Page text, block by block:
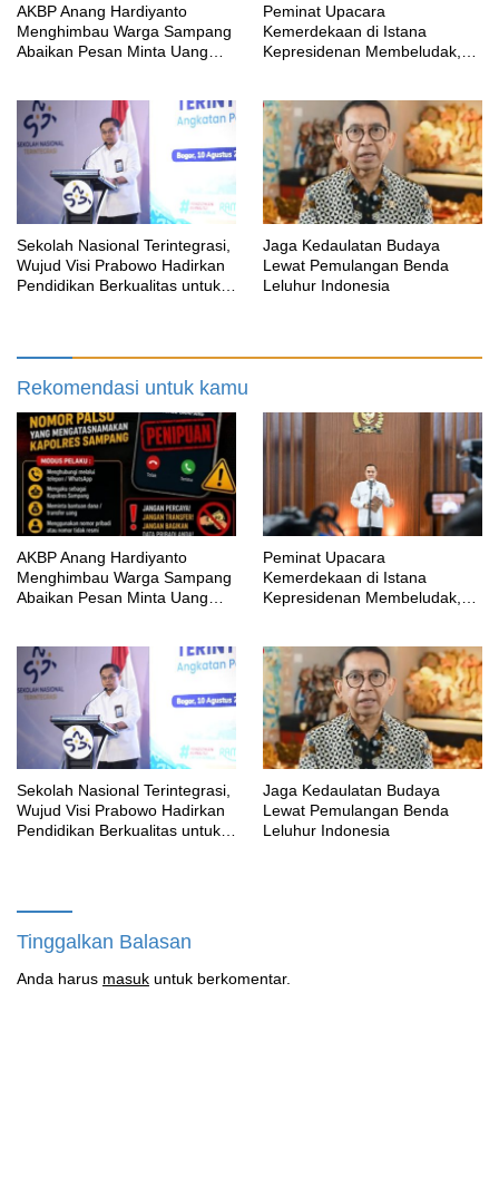
AKBP Anang Hardiyanto
Menghimbau Warga Sampang
Abaikan Pesan Minta Uang
Peminat Upacara
Kemerdekaan di Istana
Kepresidenan Membeludak,
Sekolah Nasional Terintegrasi,
Wujud Visi Prabowo Hadirkan
Pendidikan Berkualitas untuk
Jaga Kedaulatan Budaya
Lewat Pemulangan Benda
Leluhur Indonesia
Rekomendasi untuk kamu
AKBP Anang Hardiyanto
Menghimbau Warga Sampang
Abaikan Pesan Minta Uang
Peminat Upacara
Kemerdekaan di Istana
Kepresidenan Membeludak,
Sekolah Nasional Terintegrasi,
Wujud Visi Prabowo Hadirkan
Pendidikan Berkualitas untuk
Jaga Kedaulatan Budaya
Lewat Pemulangan Benda
Leluhur Indonesia
Tinggalkan Balasan
Anda harus masuk untuk berkomentar.